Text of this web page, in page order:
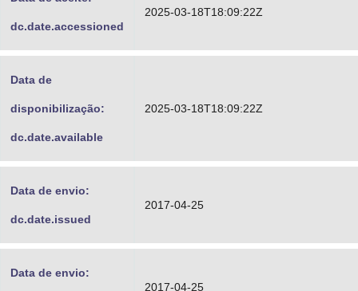
dc.date.accessioned
2025-03-18T18:09:22Z
Data de
disponibilização:
dc.date.available
2025-03-18T18:09:22Z
Data de envio:
dc.date.issued
2017-04-25
Data de envio:
2017-04-25